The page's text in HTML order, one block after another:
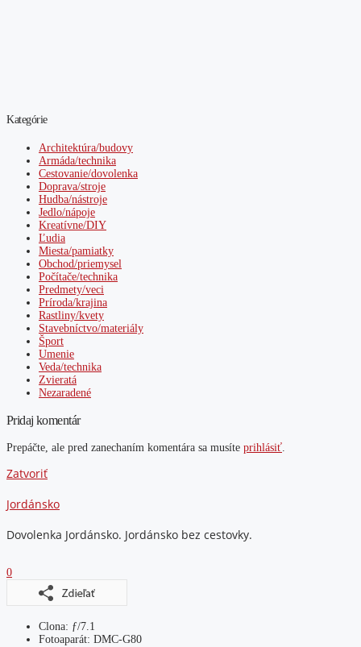
Kategórie
Architektúra/budovy
Armáda/technika
Cestovanie/dovolenka
Doprava/stroje
Hudba/nástroje
Jedlo/nápoje
Kreatívne/DIY
Ľudia
Miesta/pamiatky
Obchod/priemysel
Počítače/technika
Predmety/veci
Príroda/krajina
Rastliny/kvety
Stavebníctvo/materiály
Šport
Umenie
Veda/technika
Zvieratá
Nezaradené
Pridaj komentár
Prepáčte, ale pred zanechaním komentára sa musíte prihlásiť.
Zatvoriť
Jordánsko
Dovolenka Jordánsko. Jordánsko bez cestovky.
0
Clona: ƒ/7.1
Fotoaparát: DMC-G80